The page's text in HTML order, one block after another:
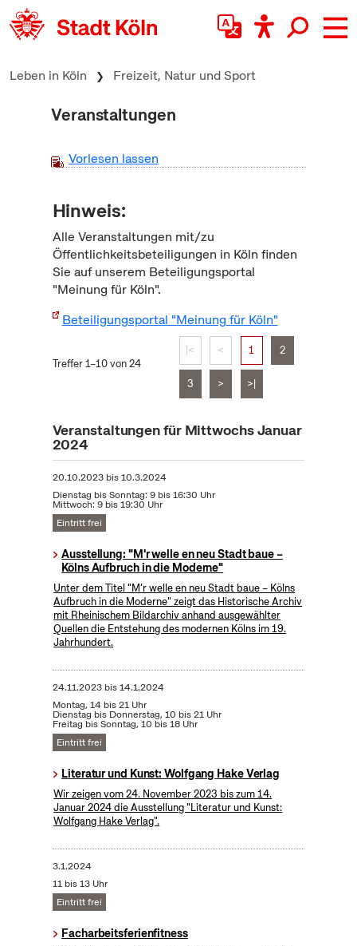
zum Inhalt springen
Leben in Köln Freizeit, Natur und Sport
Veranstaltungen
Vorlesen lassen
Hinweis:
Alle Veranstaltungen mit/zu
Öffentlichkeitsbeteiligungen in Köln finden
Sie auf unserem Beteiligungsportal
"Meinung für Köln".
Beteiligungsportal "Meinung für Köln"
Treffer 1–10 von 24
|< < 1 2
3 > >|
Veranstaltungen für Mittwochs Januar
2024
20.10.2023bis10.3.2024
Dienstag bis Sonntag: 9 bis 16:30 Uhr
Mittwoch: 9 bis 19:30 Uhr
Eintritt frei
Ausstellung: "M'r welle en neu Stadt baue –
Kölns Aufbruch in die Moderne"
Unter dem Titel "M’r welle en neu Stadt baue – Kölns
Aufbruch in die Moderne" zeigt das Historische Archiv
mit Rheinischem Bildarchiv anhand ausgewählter
Quellen die Entstehung des modernen Kölns im 19.
Jahrhundert.
24.11.2023bis14.1.2024
Montag, 14 bis 21 Uhr
Dienstag bis Donnerstag, 10 bis 21 Uhr
Freitag bis Sonntag, 10 bis 18 Uhr
Eintritt frei
Literatur und Kunst: Wolfgang Hake Verlag
Wir zeigen vom 24. November 2023 bis zum 14.
Januar 2024 die Ausstellung "Literatur und Kunst:
Wolfgang Hake Verlag".
3.1.2024
11 bis 13 Uhr
Eintritt frei
Facharbeitsferienfitness